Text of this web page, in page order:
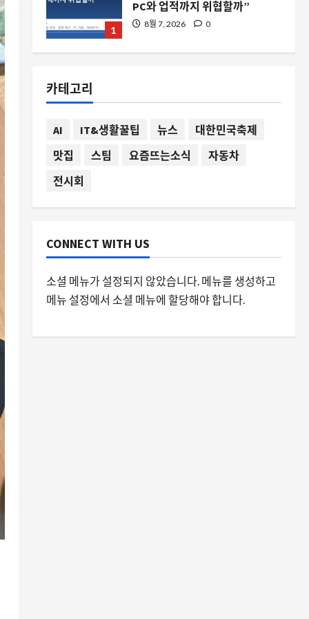
2
부가티 데스트리에가 보여주는
초고급 하이퍼카의 새로운 방향
8월 7, 2026 0
스팀에서 네오슈프 결제가 사라
8월 7, 2026 0
렌지 17, 왜 지금 주목받는가
요즘뜨는소식
여름 장마철 곰팡이 잡는 필수템,
유한락스 멀티액션 3 개 세트가
뜨는 이유
카테고리
AI IT&생활꿀팁 뉴스
대한민국축제
맛집
스팀 요즘뜨는소식
자동차
전시회
CONNECT WITH US
소셜 메뉴가 설정되지 않았습니다. 메뉴를 생성하고
메뉴 설정에서 소셜 메뉴에 할당해야 합니다.